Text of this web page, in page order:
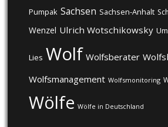
Pumpak Sachsen Sachsen-Anhalt
Wenzel Ulrich Wotschikowsky
Lies Wolf Wolfsberater
Wolfsmanagement Wolfsmonitoring
Wölfe Wölfe in Deutschland